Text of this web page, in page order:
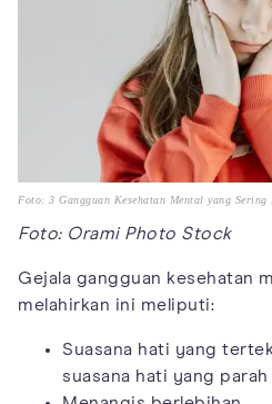
Foto: 3 Gangguan Kesehatan Mental yang
Foto: Orami Photo Stock
Gejala gangguan kesehatan
melahirkan ini meliputi:
Suasana hati yang
suasana hati yang parah